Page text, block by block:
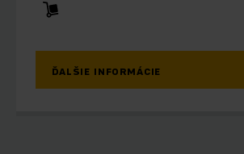
ĎALŠIE INFORMÁCIE